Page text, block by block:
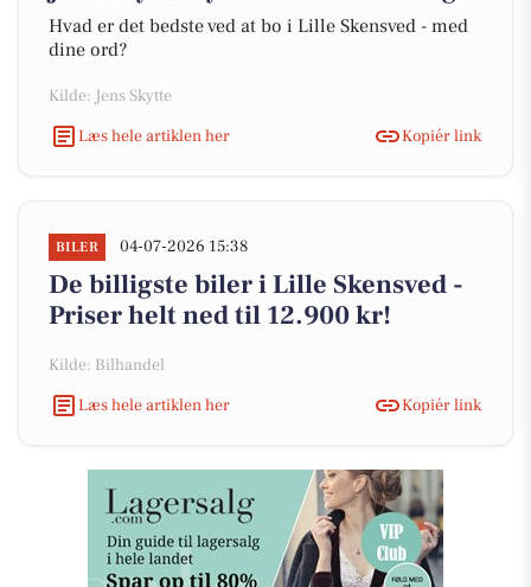
Hvad er det bedste ved at bo i Lille Skensved - med
dine ord?
Kilde: Jens Skytte
Læs hele artiklen her
Kopiér link
BILER 04-07-2026 15:38
De billigste biler i Lille Skensved -
Priser helt ned til 12.900 kr!
Kilde: Bilhandel
Læs hele artiklen her
Kopiér link